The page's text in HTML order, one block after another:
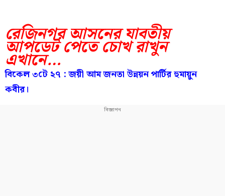
রেজিনগর আসনের যাবতীয়
আপডেট পেতে চোখ রাখুন
এখানে…
বিকেল ৩টে ২৭ : জয়ী আম জনতা উন্নয়ন পার্টির হুমায়ুন
কবীর।